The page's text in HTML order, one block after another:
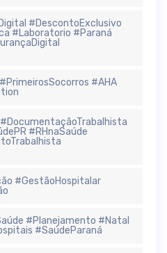
#DescontoExclusivo
#Laboratorio #Paraná
#AHA
#RHnaSaúde
#GestãoHospitalar
#Planejamento #Natal
#SaúdeParaná